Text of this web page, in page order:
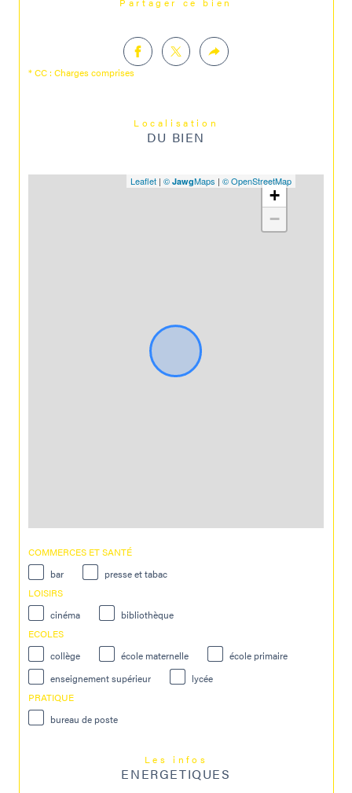
* CC : Charges comprises
Localisation
DU BIEN
+
−
Leaflet | © JawgMaps | © OpenStreetMap
COMMERCES ET SANTÉ
bar
presse et tabac
LOISIRS
cinéma
bibliothèque
ECOLES
collège
école maternelle
école primaire
enseignement supérieur
lycée
PRATIQUE
bureau de poste
Les infos
ENERGETIQUES